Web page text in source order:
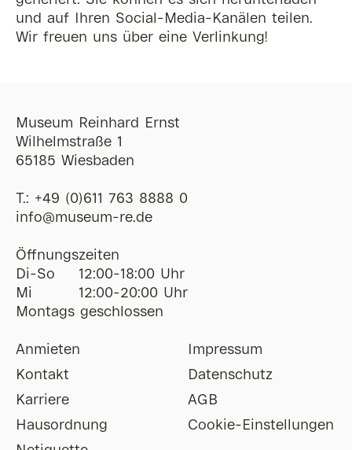
und auf Ihren Social-Media-Kanälen teilen.
Wir freuen uns über eine Verlinkung!
Museum Reinhard Ernst
Wilhelmstraße 1
65185 Wiesbaden
T.: +49 (0)611 763 8888 0
ofni@museum-re de
Öffnungszeiten
Di-So
12:00-18:00 Uhr
Mi
12:00-20:00 Uhr
Montags geschlossen
Anmieten
Kontakt
Karriere
Hausordnung
Impressum
Datenschutz
AGB
Cookie-Einstellungen